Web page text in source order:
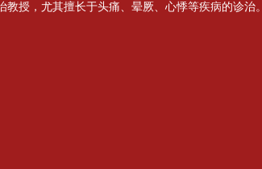
授，尤其擅长于头痛、晕厥、心悸等疾病的诊治。